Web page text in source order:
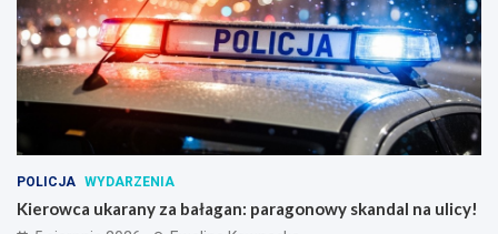
POLICJA WYDARZENIA
Kierowca ukarany za bałagan: paragonowy skandal na ulicy!